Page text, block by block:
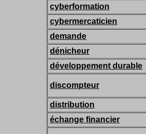
cyberformation
cybermercaticien
demande
dénicheur
développement durable
discompteur
distribution
échange financier